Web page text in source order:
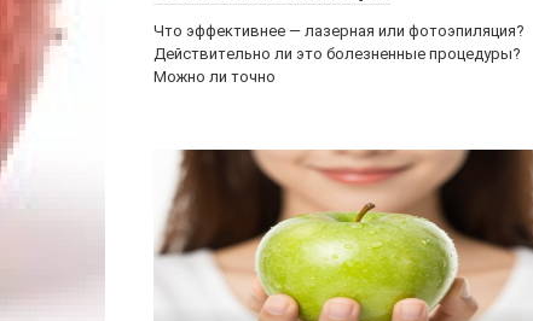
Что эффективнее — лазерная или фотоэпиляция?
Действительно ли это болезненные процедуры?
Можно ли точно